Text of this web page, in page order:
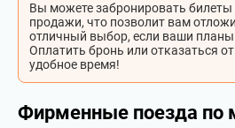
Вы можете забронировать билеты
продажи, что позволит вам
отличный выбор, если ваши планы
Оплатить бронь или отказаться
удобное время!
Фирменные поезда по